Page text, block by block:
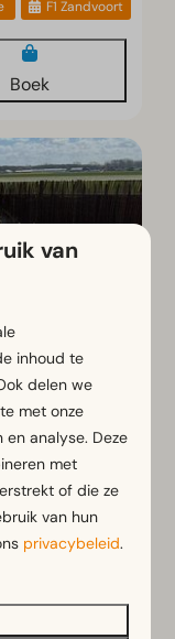
F1 Zandvoort
Boek
€ 2.352
€ 1.775
van
inhoud te
delen we
met onze
analyse. Deze
met
of die ze
van hun
privacybeleid.